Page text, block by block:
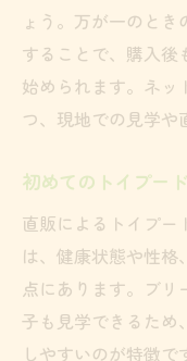
ょう。万が一のと
することで、購入後
始められます。ネッ
つ、現地での見学や
初めてのトイプー
直販によるトイプー
は、健康状態や性格
点にあります。ブ
子も見学できるため
しやすいのが特徴